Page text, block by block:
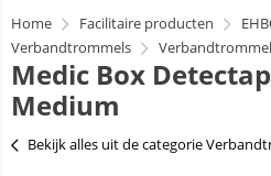
Home Facilitaire producten
Verbandtrommels
Medic Box
Medium
Bekijk alles uit de categorie